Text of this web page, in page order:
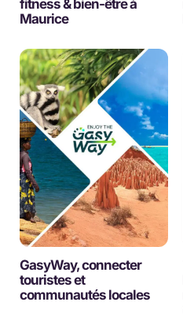
fitness & bien-être à
Maurice
GasyWay, connecter
touristes et
communautés locales